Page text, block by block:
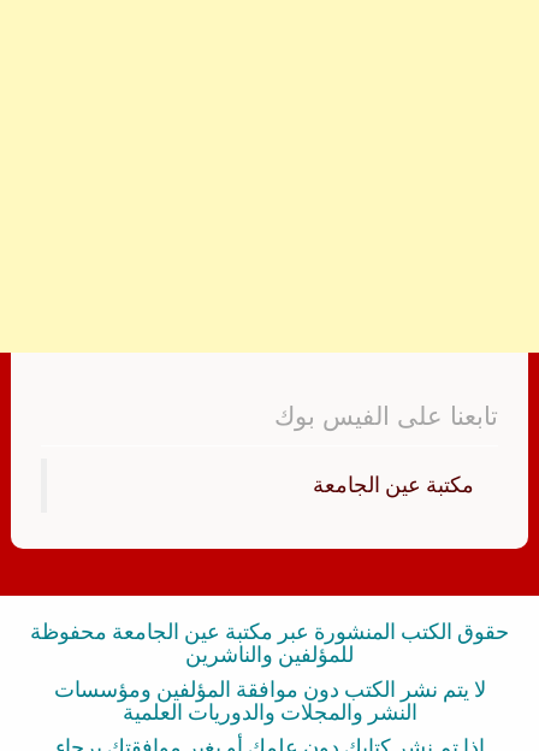
تابعنا على الفيس بوك
‏مكتبة عين الجامعة‏
حقوق الكتب المنشورة عبر مكتبة عين الجامعة محفوظة
للمؤلفين والناشرين
لا يتم نشر الكتب دون موافقة المؤلفين ومؤسسات
النشر والمجلات والدوريات العلمية